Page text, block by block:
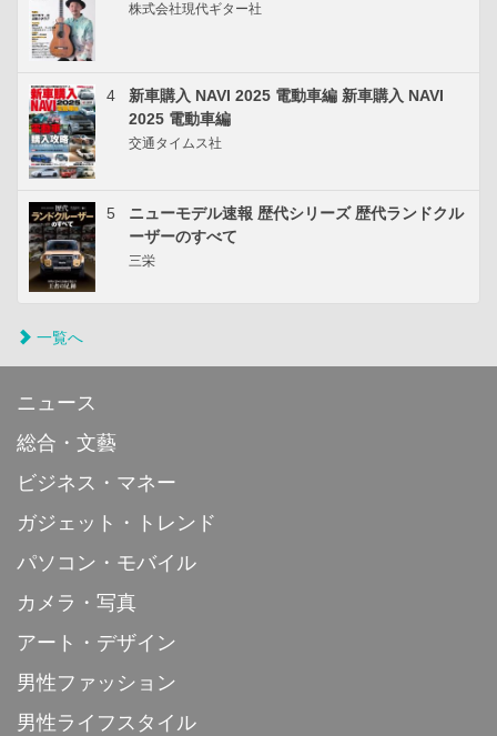
株式会社現代ギター社
4
新車購入 NAVI 2025 電動車編 新車購入 NAVI
2025 電動車編
交通タイムス社
5
ニューモデル速報 歴代シリーズ 歴代ランドクル
ーザーのすべて
三栄
一覧へ
ニュース
総合・文藝
ビジネス・マネー
ガジェット・トレンド
パソコン・モバイル
カメラ・写真
アート・デザイン
男性ファッション
男性ライフスタイル